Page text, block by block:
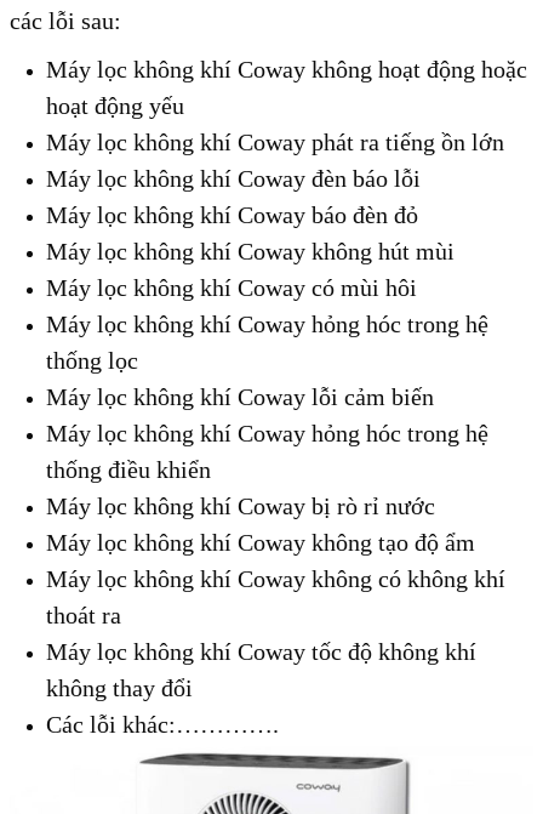
các lỗi sau:
Máy lọc không khí Coway không hoạt động hoặc
hoạt động yếu
Máy lọc không khí Coway phát ra tiếng ồn lớn
Máy lọc không khí Coway đèn báo lỗi
Máy lọc không khí Coway báo đèn đỏ
Máy lọc không khí Coway không hút mùi
Máy lọc không khí Coway có mùi hôi
Máy lọc không khí Coway hỏng hóc trong hệ
thống lọc
Máy lọc không khí Coway lỗi cảm biến
Máy lọc không khí Coway hỏng hóc trong hệ
thống điều khiển
Máy lọc không khí Coway bị rò rỉ nước
Máy lọc không khí Coway không tạo độ ẩm
Máy lọc không khí Coway không có không khí
thoát ra
Máy lọc không khí Coway tốc độ không khí
không thay đổi
Các lỗi khác:………….